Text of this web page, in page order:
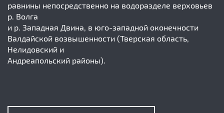
равнины непосредственно на водоразделе верховьев
р. Волга
и р. Западная Двина, в юго-западной оконечности
Валдайской возвышенности (Тверская область,
Нелидовский и
Андреапольский районы).